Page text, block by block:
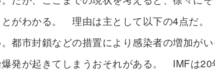
とがわかる。 理由は主として以下の4点だ
都市封鎖などの措置により感染者の増加が
発が起きてしまうおそれがある。 IMFは20